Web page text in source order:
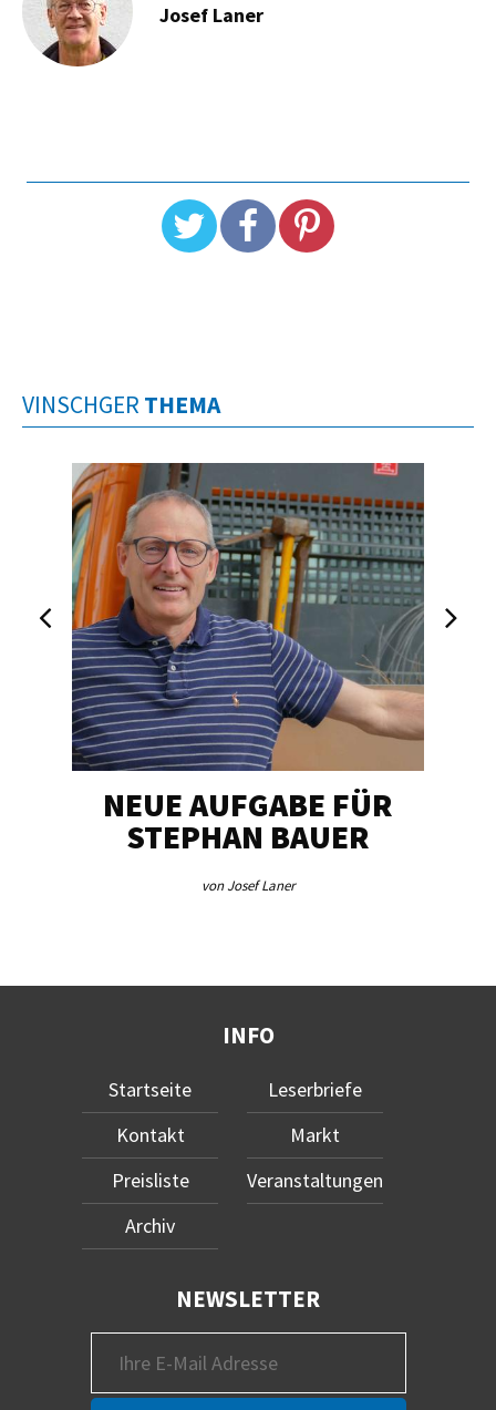
Josef Laner
VINSCHGER THEMA
NEUE AUFGABE FÜR
STEPHAN BAUER
von Josef Laner
INFO
Startseite
Kontakt
Preisliste
Archiv
Leserbriefe
Markt
Veranstaltungen
NEWSLETTER